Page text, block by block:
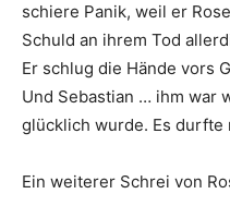
schiere Panik, weil er
Schuld an ihrem Tod
Er schlug die Hände vors
Und Sebastian … ihm war
glücklich wurde. Es durfte
Ein weiterer Schrei von